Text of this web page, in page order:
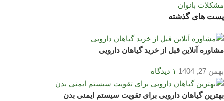
مشکلات بانوان
پست های گذشته
مشاوره آنلاین قبل از خرید گیاهان دارویی
بهمن 27, 1404 ۱ دیدگاه
بهترین گیاهان دارویی برای تقویت سیستم ایمنی بدن